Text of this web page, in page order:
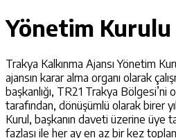
Yönetim Kurulu
Trakya Kalkınma Ajansı Yönetim
ajansın karar alma organı olarak
başkanlığı, TR21 Trakya Bölgesi’ni
tarafından, dönüşümlü olarak birer
Kurul, başkanın daveti üzerine üye
fazlası ile her ay en az bir kez